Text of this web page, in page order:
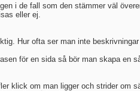
i de fall som den stämmer väl
eller ej.
Hur ofta ser man inte
för en sida så bör man skapa en
klick om man ligger och strider om